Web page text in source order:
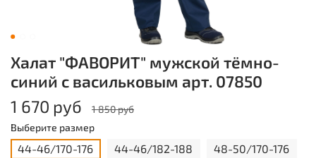
Халат "ФАВОРИТ" мужской тёмно-
синий с васильковым арт. 07850
1 670 руб
1 850 руб
Выберите размер
44-46/170-176 44-46/182-188 48-50/170-176